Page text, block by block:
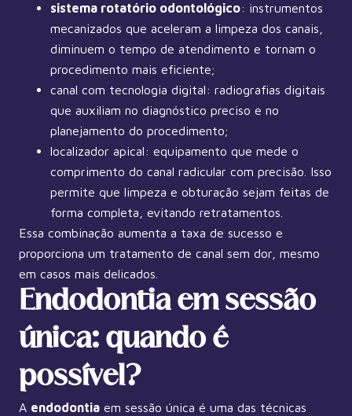
sistema rotatório odontológico: instrumentos
mecanizados que aceleram a limpeza dos canais,
diminuem o tempo de atendimento e tornam o
procedimento mais eficiente;
canal com tecnologia digital: radiografias digitais
que auxiliam no diagnóstico preciso e no
planejamento do procedimento;
localizador apical: equipamento que mede o
comprimento do canal radicular com precisão. Isso
permite que limpeza e obturação sejam feitas de
forma completa, evitando retratamentos.
Essa combinação aumenta a taxa de sucesso e
proporciona um tratamento de canal sem dor, mesmo
em casos mais delicados.
Endodontia em sessão
única: quando é
possível?
A endodontia em sessão única é uma das técnicas